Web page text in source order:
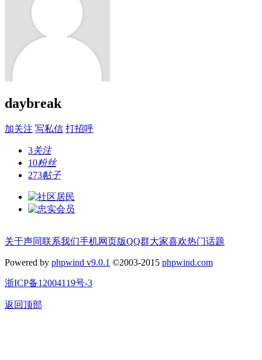
daybreak
加关注 写私信 打招呼
3关注
10粉丝
273帖子
关于声同联系我们手机网页版QQ群大家喜欢热门话题
Powered by phpwind v9.0.1 ©2003-2015 phpwind.com
浙ICP备12004119号-3
返回顶部